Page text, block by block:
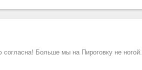
согласна! Больше мы на Пироговку не